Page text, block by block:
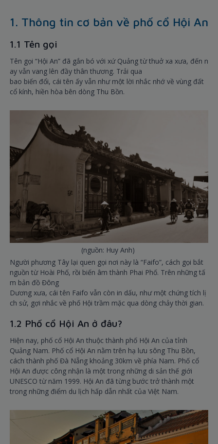
1. Thông tin cơ bản về phố cổ Hội An
1.1 Tên gọi
Tên gọi “Hội An” đã gắn bó với xứ Quảng từ thuở xa xưa, đến n
ay vẫn vang lên đầy thân thương. Trải qua
bao biến đổi, cái tên ấy vẫn như một lời nhắc nhớ về vùng đất
cổ kính, hiền hòa bên dòng Thu Bồn.
(nguồn: Huy Anh)
Người phương Tây lại quen gọi nơi này là “Faifo”, cách gọi bắt
nguồn từ Hoài Phố, rồi biến âm thành Phai Phố. Trên những tấ
m bản đồ Đông
Dương xưa, cái tên Faifo vẫn còn in dấu, như một chứng tích lị
ch sử, gợi nhắc về phố Hội trầm mặc qua dòng chảy thời gian.
1.2 Phố cổ Hội An ở đâu?
Hiện nay, phố cổ Hội An thuộc thành phố Hội An của tỉnh
Quảng Nam. Phố cổ Hội An nằm trên hạ lưu sông Thu Bồn,
cách thành phố Đà Nẵng khoảng 30km về phía Nam. Phố cổ
Hội An được công nhận là một trong những di sản thế giới
UNESCO từ năm 1999. Hội An đã từng bước trở thành một
trong những điểm du lịch hấp dẫn nhất của Việt Nam.